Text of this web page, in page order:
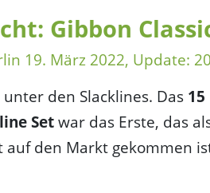
Gibbon
19. März 2022, Update:
den Slacklines. Das
Setwar das Erste, das
auf den Markt gekommen